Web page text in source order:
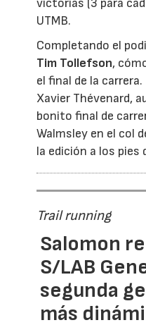
victorias (3 para
UTMB.
Completando el
Tim Tollefson,
el final de la
Xavier Thévenard,
bonito final de
Walmsley en el col
la edición a los pies
Trail running
Salomon
S/LAB
segunda
más